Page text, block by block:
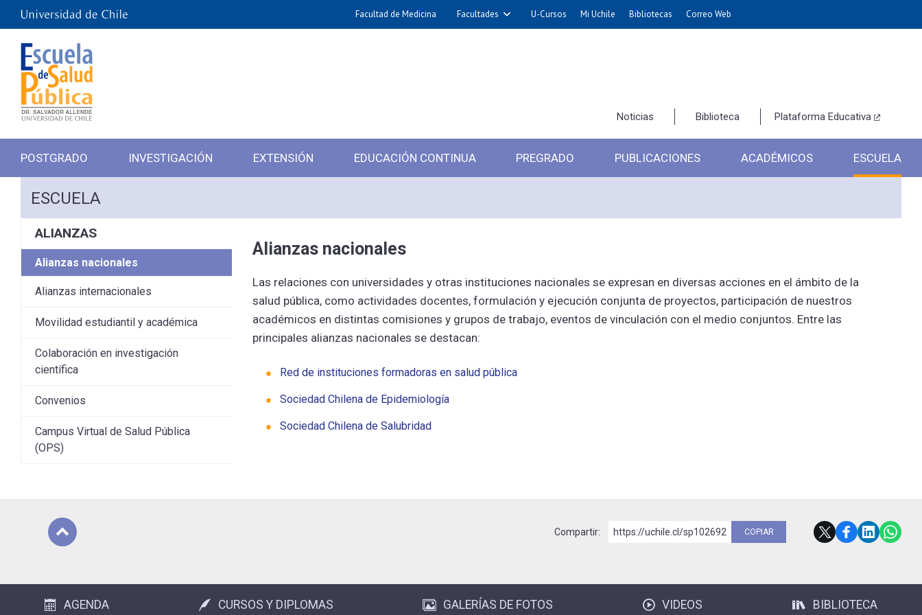
Facultad de Medicina Facultades U-Cursos Mi Uchile Bibliotecas Correo Web
Noticias Biblioteca Plataforma Educativa
POSTGRADO INVESTIGACIÓN EXTENSIÓN EDUCACIÓN CONTINUA PREGRADO PUBLICACIONES ACADÉMICOS ESCUELA
ESCUELA
ALIANZAS
Alianzas nacionales
Alianzas internacionales
Movilidad estudiantil y académica
Colaboración en investigación
científica
Convenios
Campus Virtual de Salud Pública
(OPS)
Alianzas nacionales
Las relaciones con universidades y otras instituciones nacionales se expresan en diversas acciones en el ámbito de la
salud pública, como actividades docentes, formulación y ejecución conjunta de proyectos, participación de nuestros
académicos en distintas comisiones y grupos de trabajo, eventos de vinculación con el medio conjuntos. Entre las
principales alianzas nacionales se destacan:
Red de instituciones formadoras en salud pública
Sociedad Chilena de Epidemiología
Sociedad Chilena de Salubridad
Compartir: https://uchile.cl/sp102692 COPIAR
AGENDA CURSOS Y DIPLOMAS GALERÍAS DE FOTOS VIDEOS BIBLIOTECA